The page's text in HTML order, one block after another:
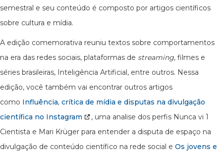
semestral e seu conteúdo é composto por artigos científicos
sobre cultura e mídia.
A edição comemorativa reuniu textos sobre comportamentos
na era das redes sociais, plataformas de streaming, filmes e
séries brasileiras, Inteligência Artificial, entre outros. Nessa
edição, você também vai encontrar outros artigos
como Influência, crítica de mídia e disputas na divulgação
científica no Instagram
, uma analise dos perfis Nunca vi 1
Cientista e Mari Krüger para entender a disputa de espaço na
divulgação de conteúdo científico na rede social e Os jovens e